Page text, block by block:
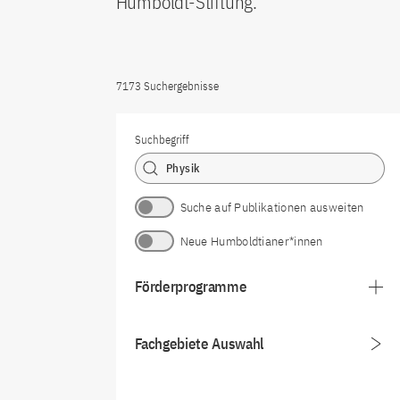
7173 Suchergebnisse
Suchbegriff
Suche auf Publikationen ausweiten
Neue Humboldtianer*innen
Förderprogramme
Fachgebiete Auswahl